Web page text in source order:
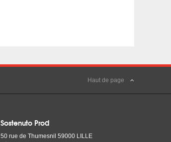
Haut de page
Sostenuto Prod
50 rue de Thumesnil 59000 LILLE